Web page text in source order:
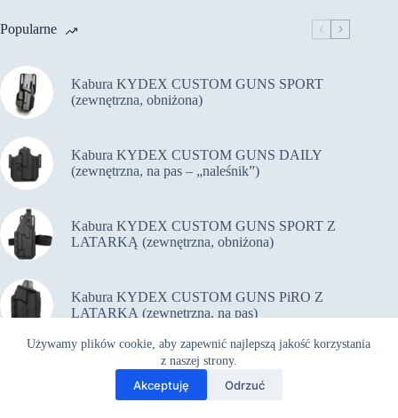
Używamy plików cookie, aby zapewnić najlepszą jakość korzystania
z naszej strony.
Akceptuję Odrzuć
Popularne
Kabura KYDEX CUSTOM GUNS SPORT
(zewnętrzna, obniżona)
Kabura KYDEX CUSTOM GUNS DAILY
(zewnętrzna, na pas – „naleśnik”)
Kabura KYDEX CUSTOM GUNS SPORT Z
LATARKĄ (zewnętrzna, obniżona)
Kabura KYDEX CUSTOM GUNS PiRO Z
LATARKĄ (zewnętrzna, na pas)